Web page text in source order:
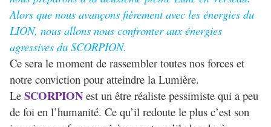
Alors que nous avançons fièrement avec les énergies du
LION, nous allons nous confronter aux énergies
agressives du SCORPION.
Ce sera le moment de rassembler toutes nos forces et
notre conviction pour atteindre la Lumière.
Le SCORPION est un être réaliste pessimiste qui a peu
de foi en l’humanité. Ce qu’il redoute le plus c’est son